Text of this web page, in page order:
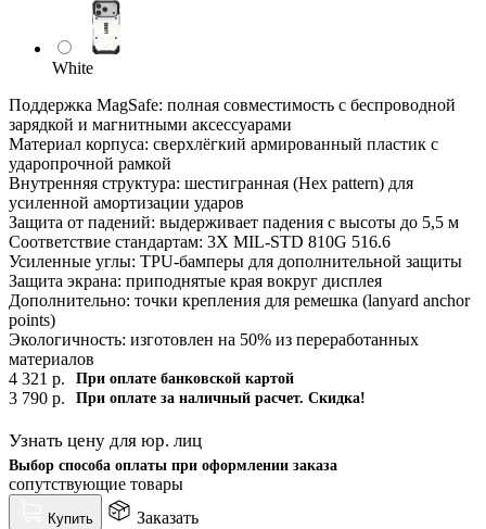
White
Поддержка MagSafe: полная совместимость с беспроводной
зарядкой и магнитными аксессуарами
Материал корпуса: сверхлёгкий армированный пластик с
ударопрочной рамкой
Внутренняя структура: шестигранная (Hex pattern) для
усиленной амортизации ударов
Защита от падений: выдерживает падения с высоты до 5,5 м
Соответствие стандартам: 3X MIL-STD 810G 516.6
Усиленные углы: TPU-бамперы для дополнительной защиты
Защита экрана: приподнятые края вокруг дисплея
Дополнительно: точки крепления для ремешка (lanyard anchor
points)
Экологичность: изготовлен на 50% из переработанных
материалов
4 321 р. При оплате банковской картой
3 790 р. При оплате за наличный расчет. Скидка!
Узнать цену для юр. лиц
Выбор способа оплаты при оформлении заказа
сопутствующие товары
Купить Заказать